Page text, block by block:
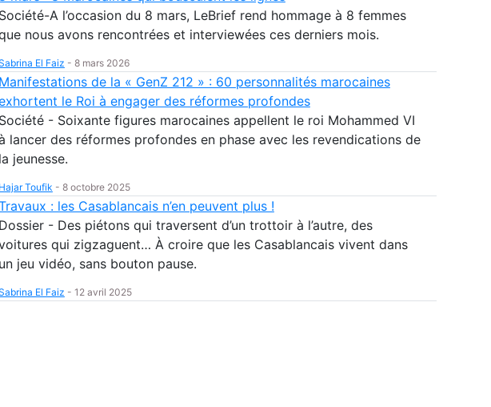
Société-A l’occasion du 8 mars, LeBrief rend hommage à 8 femmes
nous avons rencontrées et interviewées ces derniers mois.
El Faiz - 8 mars 2026
Manifestations de la « GenZ 212 » : 60 personnalités marocaines
le Roi à engager des réformes profondes
Société - Soixante figures marocaines appellent le roi Mohammed VI
lancer des réformes profondes en phase avec les revendications de
la jeunesse.
Hajar Toufik - 8 octobre 2025
: les Casablancais n’en peuvent plus !
Dossier - Des piétons qui traversent d’un trottoir à l’autre, des
qui zigzaguent… À croire que les Casablancais vivent dans
un jeu vidéo, sans bouton pause.
El Faiz - 12 avril 2025